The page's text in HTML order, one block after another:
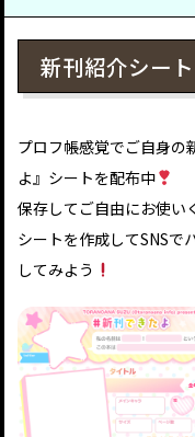
新刊紹介シー
プロフ帳感覚でご自身の
よ』シートを配布中
保存してご自由にお使い
シートを作成してSNSで
してみよう